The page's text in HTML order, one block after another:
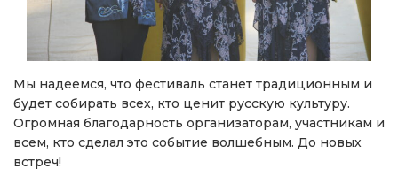
Мы надеемся, что фестиваль станет традиционным и
будет собирать всех, кто ценит русскую культуру.
Огромная благодарность организаторам, участникам и
всем, кто сделал это событие волшебным. До новых
встреч!